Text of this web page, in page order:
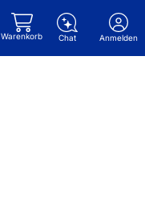
Warenkorb Chat Anmelden